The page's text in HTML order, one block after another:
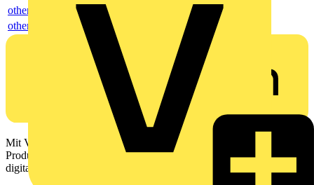
others
others
Mit Voltimum erhalten Elektrofachkräfte Zugang zu Branchennews,
Produktinformationen, Schulungen und Tools – alles auf einer
digitalen Plattform und Community.